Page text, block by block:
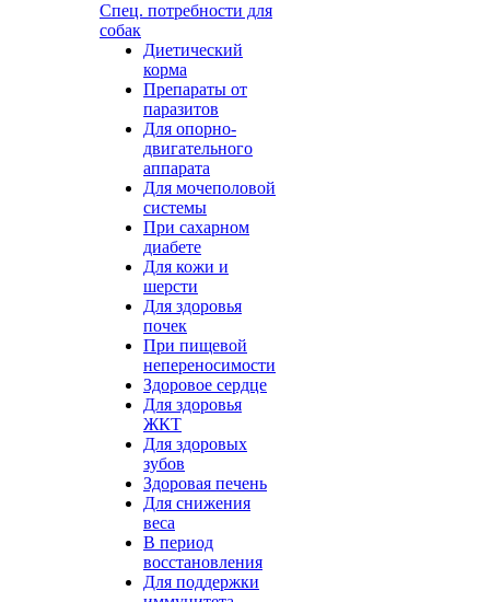
Спец. потребности для
собак
Диетический
корма
Препараты от
паразитов
Для опорно-
двигательного
аппарата
Для мочеполовой
системы
При сахарном
диабете
Для кожи и
шерсти
Для здоровья
почек
При пищевой
непереносимости
Здоровое сердце
Для здоровья
ЖКТ
Для здоровых
зубов
Здоровая печень
Для снижения
веса
В период
восстановления
Для поддержки